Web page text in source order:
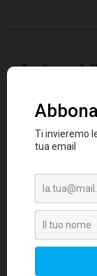
La forza
lavoro di
solo
negli
notevole